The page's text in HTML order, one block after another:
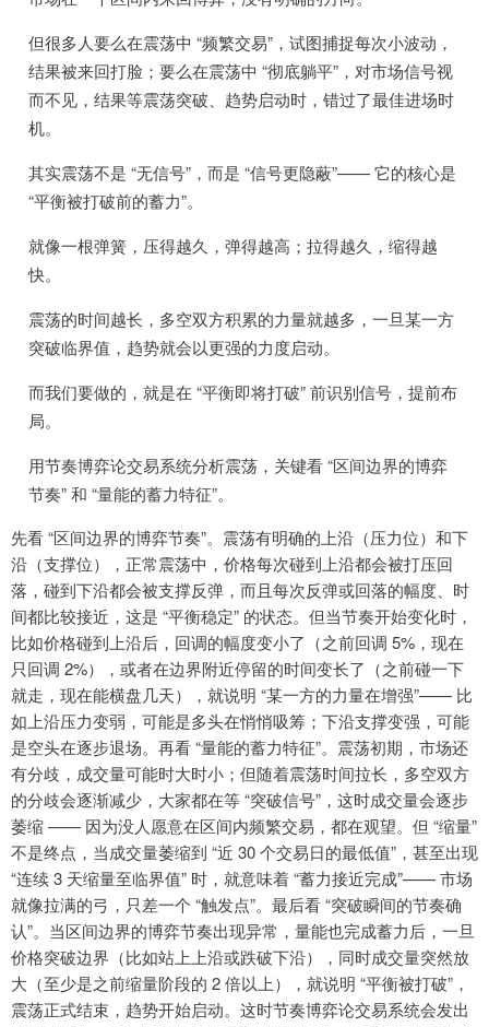
但很多人要么在震荡中 “频繁交易”，试图捕捉每次小波动，
结果被来回打脸；要么在震荡中 “彻底躺平”，对市场信号视
而不见，结果等震荡突破、趋势启动时，错过了最佳进场时
机。
其实震荡不是 “无信号”，而是 “信号更隐蔽”—— 它的核心是
“平衡被打破前的蓄力”。
就像一根弹簧，压得越久，弹得越高；拉得越久，缩得越
快。
震荡的时间越长，多空双方积累的力量就越多，一旦某一方
突破临界值，趋势就会以更强的力度启动。
而我们要做的，就是在 “平衡即将打破” 前识别信号，提前布
局。
用节奏博弈论交易系统分析震荡，关键看 “区间边界的博弈
节奏” 和 “量能的蓄力特征”。
先看 “区间边界的博弈节奏”。震荡有明确的上沿（压力位）和下
沿（支撑位），正常震荡中，价格每次碰到上沿都会被打压回
落，碰到下沿都会被支撑反弹，而且每次反弹或回落的幅度、时
间都比较接近，这是 “平衡稳定” 的状态。但当节奏开始变化时，
比如价格碰到上沿后，回调的幅度变小了（之前回调 5%，现在
只回调 2%），或者在边界附近停留的时间变长了（之前碰一下
就走，现在能横盘几天），就说明 “某一方的力量在增强”—— 比
如上沿压力变弱，可能是多头在悄悄吸筹；下沿支撑变强，可能
是空头在逐步退场。再看 “量能的蓄力特征”。震荡初期，市场还
有分歧，成交量可能时大时小；但随着震荡时间拉长，多空双方
的分歧会逐渐减少，大家都在等 “突破信号”，这时成交量会逐步
萎缩 —— 因为没人愿意在区间内频繁交易，都在观望。但 “缩量”
不是终点，当成交量萎缩到 “近 30 个交易日的最低值”，甚至出现
“连续 3 天缩量至临界值” 时，就意味着 “蓄力接近完成”—— 市场
就像拉满的弓，只差一个 “触发点”。最后看 “突破瞬间的节奏确
认”。当区间边界的博弈节奏出现异常，量能也完成蓄力后，一旦
价格突破边界（比如站上上沿或跌破下沿），同时成交量突然放
大（至少是之前缩量阶段的 2 倍以上），就说明 “平衡被打破”，
震荡正式结束，趋势开始启动。这时节奏博弈论交易系统会发出